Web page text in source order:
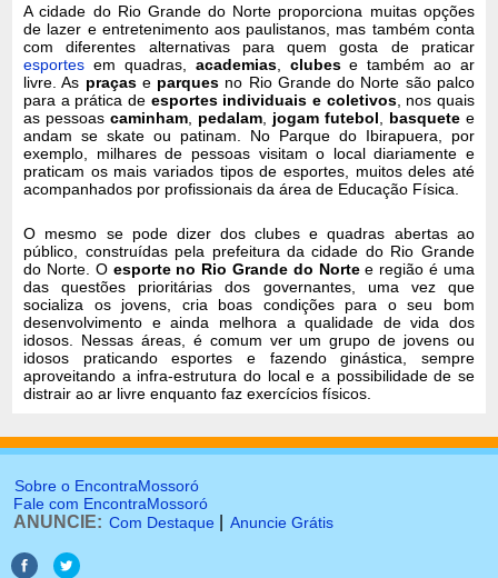
A cidade do Rio Grande do Norte proporciona muitas opções
de lazer e entretenimento aos paulistanos, mas também conta
com diferentes alternativas para quem gosta de praticar
esportes em quadras, academias, clubese também ao ar
livre. As praçase parques no Rio Grande do Norte são palco
para a prática de esportes individuais e coletivos, nos quais
as pessoascaminham pedalam jogam futebol basquetee
andam se skate ou patinam. No Parque do Ibirapuera, por
exemplo, milhares de pessoas visitam o local diariamente e
praticam os mais variados tipos de esportes, muitos deles até
acompanhados por profissionais da área de Educação Física.
O mesmo se pode dizer dos clubes e quadras abertas ao
público, construídas pela prefeitura da cidade do Rio Grande
do Norte. O esporte no Rio Grande do Nortee região é uma
das questões prioritárias dos governantes, uma vez que
socializa os jovens, cria boas condições para o seu bom
desenvolvimento e ainda melhora a qualidade de vida dos
idosos. Nessas áreas, é comum ver um grupo de jovens ou
idosos praticando esportes e fazendo ginástica, sempre
aproveitando a infra-estrutura do local e a possibilidade de se
distrair ao ar livre enquanto faz exercícios físicos.
Sobre o EncontraMossoró
Fale com EncontraMossoró
ANUNCIE: Com Destaque Anuncie Grátis